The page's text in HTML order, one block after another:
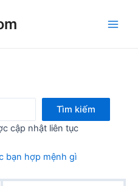
Tìm kiếm
cập nhật liên tục
bạn hợp mệnh gì